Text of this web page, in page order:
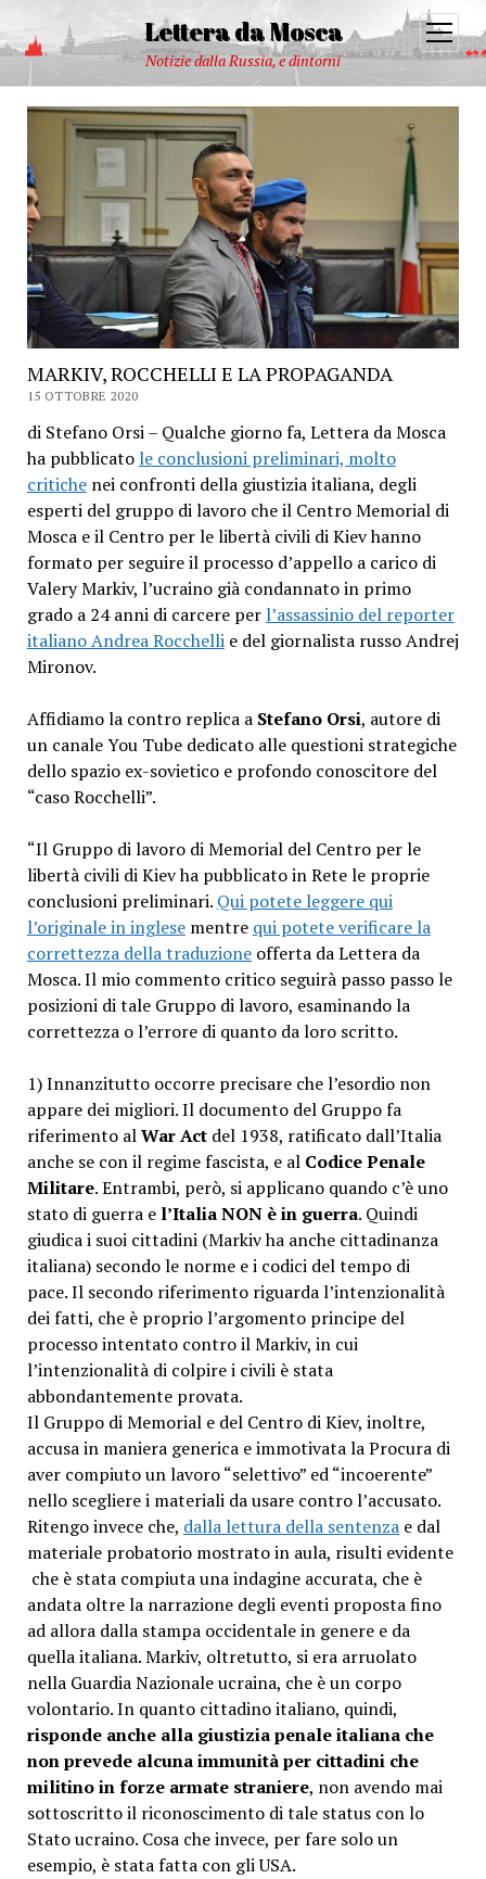
Lettera da Mosca
Notizie dalla Russia, e dintorni
open
menu
MARKIV, ROCCHELLI E LA PROPAGANDA
15 OTTOBRE 2020
di Stefano Orsi – Qualche giorno fa, Lettera da Mosca
ha pubblicato le conclusioni preliminari, molto
critichenei confronti della giustizia italiana, degli
esperti del gruppo di lavoro che il Centro Memorial di
Mosca e il Centro per le libertà civili di Kiev hanno
formato per seguire il processo d’appello a carico di
Valery Markiv, l’ucraino già condannato in primo
grado a 24 anni di carcere per l’assassinio del reporter
italiano Andrea Rocchellie del giornalista russo Andrej
Mironov.
Affidiamo la contro replica a Stefano Orsi, autore di
un canale You Tube dedicato alle questioni strategiche
dello spazio ex-sovietico e profondo conoscitore del
“caso Rocchelli”.
“Il Gruppo di lavoro di Memorial del Centro per le
libertà civili di Kiev ha pubblicato in Rete le proprie
conclusioni preliminari. Qui potete leggere qui
l’originale in inglesementre qui potete verificare la
correttezza della traduzioneofferta da Lettera da
Mosca. Il mio commento critico seguirà passo passo le
posizioni di tale Gruppo di lavoro, esaminando la
correttezza o l’errore di quanto da loro scritto.
1) Innanzitutto occorre precisare che l’esordio non
appare dei migliori. Il documento del Gruppo fa
riferimento alWar Actdel 1938, ratificato dall’Italia
anche se con il regime fascista, e al Codice Penale
Militare. Entrambi, però, si applicano quando c’è uno
stato di guerra e l’Italia NON è in guerra. Quindi
giudica i suoi cittadini (Markiv ha anche cittadinanza
italiana) secondo le norme e i codici del tempo di
pace. Il secondo riferimento riguarda l’intenzionalità
dei fatti, che è proprio l’argomento principe del
processo intentato contro il Markiv, in cui
l’intenzionalità di colpire i civili è stata
abbondantemente provata.
Il Gruppo di Memorial e del Centro di Kiev, inoltre,
accusa in maniera generica e immotivata la Procura di
aver compiuto un lavoro “selettivo” ed “incoerente”
nello scegliere i materiali da usare contro l’accusato.
Ritengo invece che, dalla lettura della sentenzae dal
materiale probatorio mostrato in aula, risulti evidente
che è stata compiuta una indagine accurata, che è
andata oltre la narrazione degli eventi proposta fino
ad allora dalla stampa occidentale in genere e da
quella italiana. Markiv, oltretutto, si era arruolato
nella Guardia Nazionale ucraina, che è un corpo
volontario. In quanto cittadino italiano, quindi,
risponde anche alla giustizia penale italiana che
non prevede alcuna immunità per cittadini che
militino in forze armate straniere, non avendo mai
sottoscritto il riconoscimento di tale status con lo
Stato ucraino. Cosa che invece, per fare solo un
esempio, è stata fatta con gli USA.